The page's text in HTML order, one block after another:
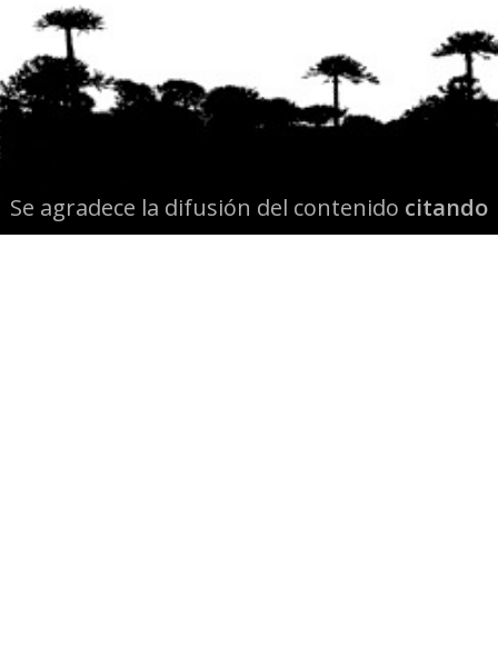
Se agradece la difusión del contenido citando
la fuente www.mapuexpress.org